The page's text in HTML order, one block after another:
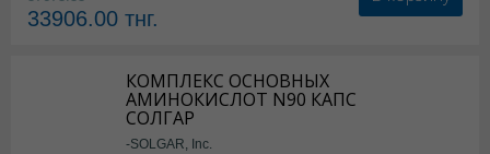
33906.00 тнг.
КОМПЛЕКС ОСНОВНЫХ
АМИНОКИСЛОТ N90 КАПС
СОЛГАР
-SOLGAR, Inc.